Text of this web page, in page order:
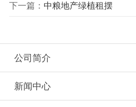
下一篇： 中粮地产绿植租摆
公司简介
新闻中心